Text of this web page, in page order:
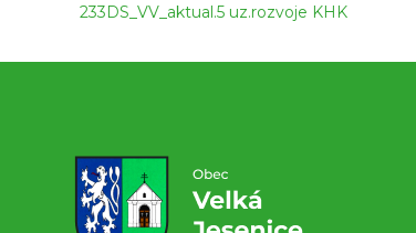
233DS_VV_aktual.5 uz.rozvoje KHK